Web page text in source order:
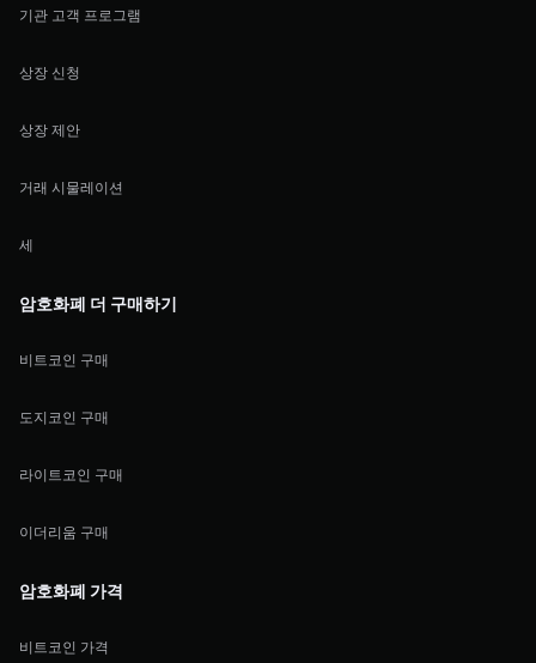
기관 고객 프로그램
상장 신청
상장 제안
거래 시물레이션
세
암호화폐 더 구매하기
비트코인 구매
도지코인 구매
라이트코인 구매
이더리움 구매
암호화폐 가격
비트코인 가격